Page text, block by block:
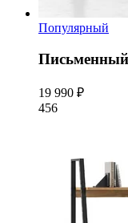
Популярный
19 990 ₽
456